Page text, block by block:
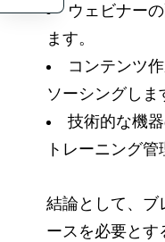
ウェビナー
ます。
コンテンツ
ソーシングしま
技術的な機
トレーニング管
結論として、ブ
ースを必要とす